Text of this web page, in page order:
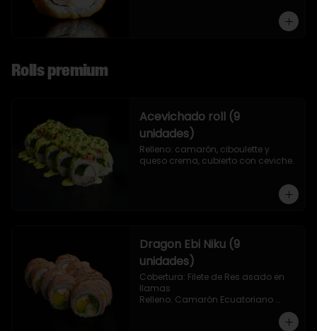
Rolls premium
Acevichado roll (9
unidades)
Relleno: camarón, ciboulette y
queso crema, cubierto con ceviche.
Dragon Ebi Niku (9
unidades)
Cobertura: Filete de Res asado en
llamas
Relleno: Camarón Ecuatoriano